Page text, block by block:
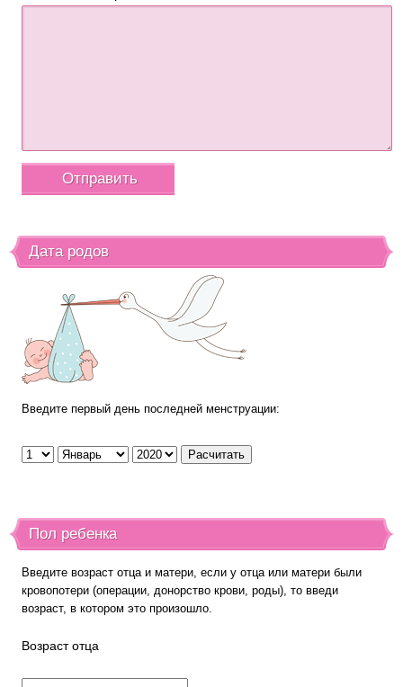
Дата родов
Введите первый день последней менструации:
Пол ребенка
Введите возраст отца и матери, если у отца или матери были
кровопотери (операции, донорство крови, роды), то введи
возраст, в котором это произошло.
Возраст отца